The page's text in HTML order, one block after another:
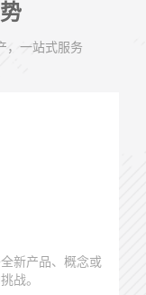
，一站式服务
新产品、概念或
战。